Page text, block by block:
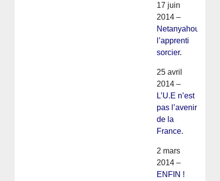
17 juin
2014 –
Netanyahou
l’apprenti
sorcier.
25 avril
2014 –
L’U.E n’est
pas l’avenir
de la
France.
2 mars
2014 –
ENFIN !